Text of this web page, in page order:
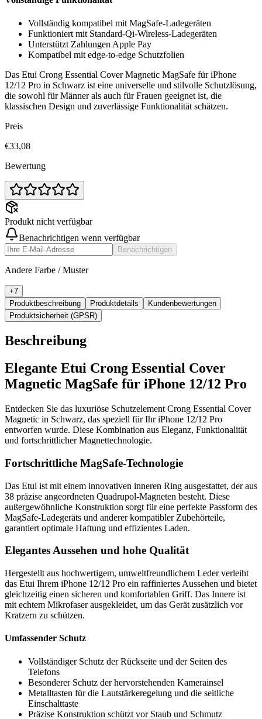
Vollständig kompatibel mit MagSafe-Ladegeräten
Funktioniert mit Standard-Qi-Wireless-Ladegeräten
Unterstützt Zahlungen Apple Pay
Kompatibel mit edge-to-edge Schutzfolien
Das Etui Crong Essential Cover Magnetic MagSafe für iPhone
12/12 Pro in Schwarz ist eine universelle und stilvolle Schutzlösung,
die sowohl für Männer als auch für Frauen geeignet ist, die
klassischen Design und zuverlässige Funktionalität schätzen.
Preis
€33,08
Bewertung
Produkt nicht verfügbar
Benachrichtigen wenn verfügbar
Benachrichtigen
Andere Farbe / Muster
+7
Produktbeschreibung
Produktdetails
Kundenbewertungen
Produktsicherheit (GPSR)
Beschreibung
Elegante Etui Crong Essential Cover
Magnetic MagSafe für iPhone 12/12 Pro
Entdecken Sie das luxuriöse Schutzelement Crong Essential Cover
Magnetic in Schwarz, das speziell für Ihr iPhone 12/12 Pro
entworfen wurde. Diese Kombination aus Eleganz, Funktionalität
und fortschrittlicher Magnettechnologie.
Fortschrittliche MagSafe-Technologie
Das Etui ist mit einem innovativen inneren Ring ausgestattet, der aus
38 präzise angeordneten Quadrupol-Magneten besteht. Diese
außergewöhnliche Konstruktion sorgt für eine perfekte Passform des
MagSafe-Ladegeräts und anderer kompatibler Zubehörteile,
garantiert optimale Haftung und effizientes Laden.
Elegantes Aussehen und hohe Qualität
Hergestellt aus hochwertigem, umweltfreundlichem Leder verleiht
das Etui Ihrem iPhone 12/12 Pro ein raffiniertes Aussehen und bietet
gleichzeitig einen sicheren und komfortablen Griff. Das Innere ist
mit echtem Mikrofaser ausgekleidet, um das Gerät zusätzlich vor
Kratzern zu schützen.
Umfassender Schutz
Vollständiger Schutz der Rückseite und der Seiten des
Telefons
Besonderer Schutz der hervorstehenden Kamerainsel
Metalltasten für die Lautstärkeregelung und die seitliche
Einschalttaste
Präzise Konstruktion schützt vor Staub und Schmutz